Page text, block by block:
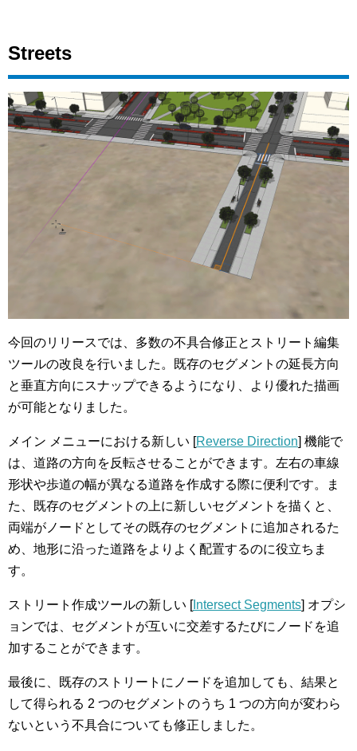
Streets
今回のリリースでは、多数の不具合修正とストリート編集
ツールの改良を行いました。既存のセグメントの延長方向
と垂直方向にスナップできるようになり、より優れた描画
が可能となりました。
メイン メニューにおける新しい [Reverse Direction] 機能で
は、道路の方向を反転させることができます。左右の車線
形状や歩道の幅が異なる道路を作成する際に便利です。ま
た、既存のセグメントの上に新しいセグメントを描くと、
両端がノードとしてその既存のセグメントに追加されるた
め、地形に沿った道路をよりよく配置するのに役立ちま
す。
ストリート作成ツールの新しい [Intersect Segments] オプシ
ョンでは、セグメントが互いに交差するたびにノードを追
加することができます。
最後に、既存のストリートにノードを追加しても、結果と
して得られる 2 つのセグメントのうち 1 つの方向が変わら
ないという不具合についても修正しました。